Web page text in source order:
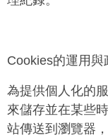
Cookies的運用與
為提供個人化的
來儲存並在某些
站傳送到瀏覽器